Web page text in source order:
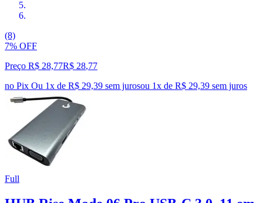
(8)
7% OFF
Preço R$ 28,77R$ 28,77
no Pix Ou 1x de R$ 29,39 sem jurosou 1x de R$ 29,39 sem juros
Full